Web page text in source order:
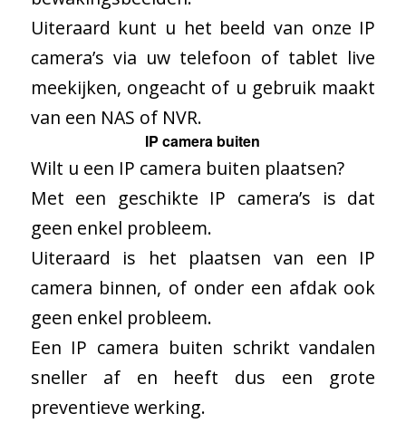
Uiteraard kunt u het beeld van onze IP
camera’s via uw telefoon of tablet live
meekijken, ongeacht of u gebruik maakt
van een NAS of NVR.
IP camera buiten
Wilt u een IP camera buiten plaatsen?
Met een geschikte IP camera’s is dat
geen enkel probleem.
Uiteraard is het plaatsen van een IP
camera binnen, of onder een afdak ook
geen enkel probleem.
Een IP camera buiten schrikt vandalen
sneller af en heeft dus een grote
preventieve werking.